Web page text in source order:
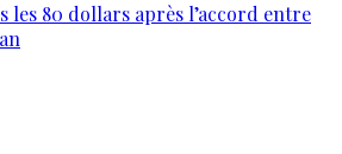
les 80 dollars après l’accord entre